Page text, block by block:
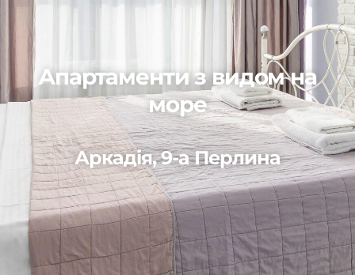
Апартаменти з видом на
море
Аркадія, 9-а Перлина